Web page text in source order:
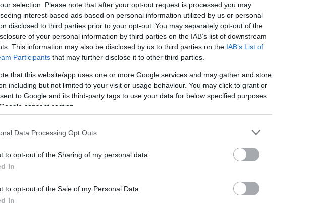
selection. Please note that after your opt-out request is processed you may
interest-based ads based on personal information utilized by us or personal
disclosed to third parties prior to your opt-out. You may separately opt-out of the
of your personal information by third parties on the IAB’s list of downstream
This information may also be disclosed by us to third parties on the IAB’s List of
Participants that may further disclose it to other third parties.
that this website/app uses one or more Google services and may gather and store
including but not limited to your visit or usage behaviour. You may click to grant or
to Google and its third-party tags to use your data for below specified purposes
consent section.
Data Processing Opt Outs
to opt-out of the Sharing of my personal data.
In
to opt-out of the Sale of my Personal Data.
In
2017best of recorder 2017
komment